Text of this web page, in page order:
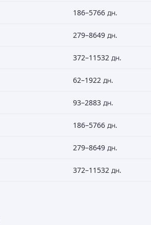
186–5766 дн.
279–8649 дн.
372–11532 дн.
62–1922 дн.
93–2883 дн.
186–5766 дн.
279–8649 дн.
372–11532 дн.